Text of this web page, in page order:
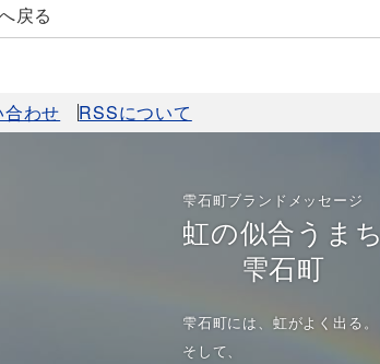
戻る
わせ RSSについて
雫石町ブランドメッセージ
虹の似合うまち
雫石町
雫石町には、虹がよく出る。
そして、